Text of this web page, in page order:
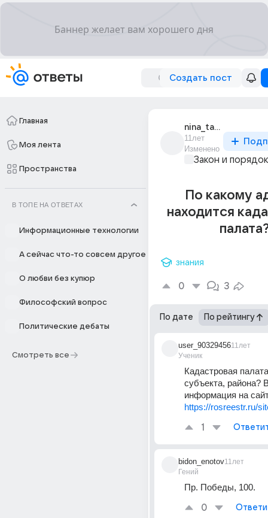
Создать пост
Главная
Моя лента
Пространства
В ТОПЕ НА ОТВЕТАХ
Информационные технологии
А сейчас что-то совсем другое
О любви без купюр
Философский вопрос
Политические дебаты
Смотреть все
nina_tabachnaia_1
11лет
Изменено
Закон и порядок
По какому
находится
знания
0 3
По дате По рейтингу
user_90329456
Ученик
11лет
Кадастровая
субъекта, района?
информация на
https://rosreestr.ru/
1
bidon_enotov
Гений
11лет
Пр. Победы, 100.
0